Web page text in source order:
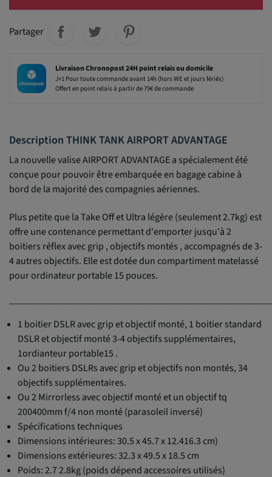
Partager
Livraison Chronopost 24H point relais ou domicile
J+1 Pour toute commande avant 14h (hors WE et jours fériés)
Offert en point relais à partir de 79€ de commande
Description THINK TANK AIRPORT ADVANTAGE
La nouvelle valise AIRPORT ADVANTAGE a spécialement été
conçue pour pouvoir être embarquée en bagage cabine à
bord de la majorité des compagnies aériennes.
Plus petite que la Take Off et Ultra légère (seulement 2.7kg) est
offre une contenance permettant d'emporter jusqu'à 2
boitiers réflex avec grip , objectifs montés , accompagnés de 3-
4 autres objectifs. Elle est dotée dun compartiment matelassé
pour ordinateur portable 15 pouces.
1 boitier DSLR avec grip et objectif monté, 1 boitier standard
DSLR et objectif monté 3-4 objectifs supplémentaires,
1ordianteur portable15 .
Ou 2 boitiers DSLRs avec grip et objectifs non montés, 34
objectifs supplémentaires.
Ou 2 Mirrorless avec objectif monté et un objectif tq
200400mm f/4 non monté (parasoleil inversé)
Spécifications techniques
Dimensions intérieures: 30.5 x 45.7 x 12.416.3 cm)
Dimensions extérieures: 32.3 x 49.5 x 18.5 cm
Poids: 2.7 2.8kg (poids dépend accessoires utilisés)